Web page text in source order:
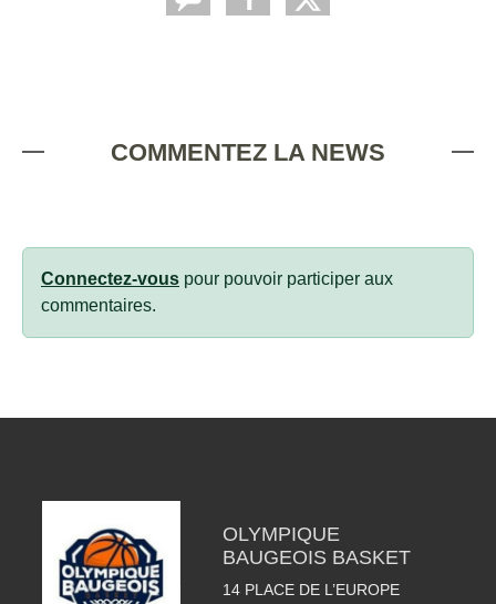
COMMENTEZ LA NEWS
Connectez-vous pour pouvoir participer aux
commentaires.
OLYMPIQUE
BAUGEOIS BASKET
14 PLACE DE L’EUROPE